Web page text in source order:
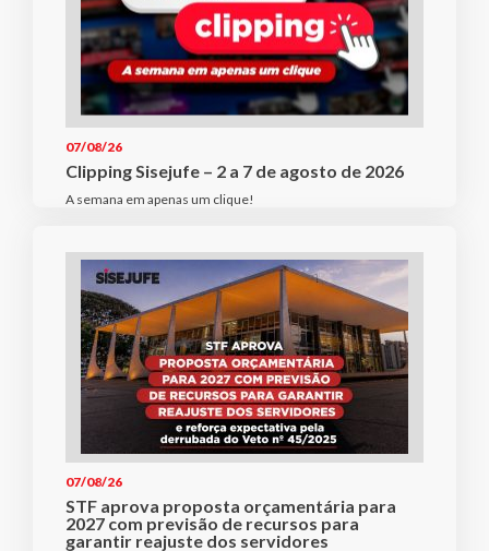
07/08/26
Clipping Sisejufe – 2 a 7 de agosto de 2026
A semana em apenas um clique!
07/08/26
STF aprova proposta orçamentária para
2027 com previsão de recursos para
garantir reajuste dos servidores